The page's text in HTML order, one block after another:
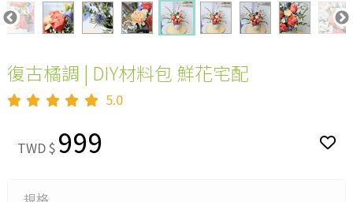
復古橘調 | DIY材料包 鮮花宅配
5.0
TWD $ 999